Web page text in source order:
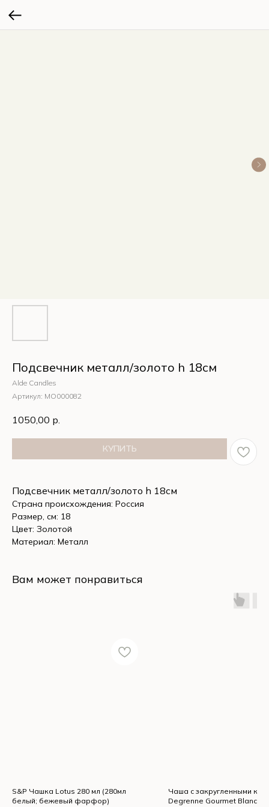
Подсвечник металл/золото h 18см
Alde Candles
Артикул: MО000082
1050,00 р.
КУПИТЬ
Подсвечник металл/золото h 18см
Страна происхождения: Россия
Размер, см: 18
Цвет: Золотой
Материал: Металл
Вам может понравиться
S&P Чашка Lotus 280 мл (280мл
белый; бежевый фарфор)
Чаша с закругленными
Degrenne Gourmet Blanc